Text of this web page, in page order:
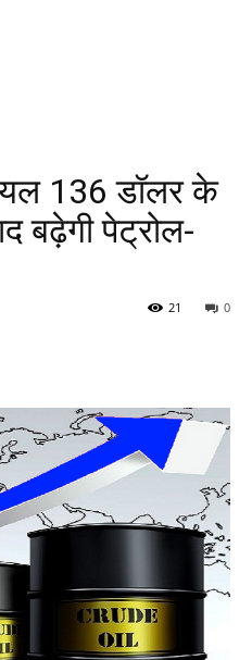
136 डॉलर के
बढ़ेगी पेट्रोल-
0
21